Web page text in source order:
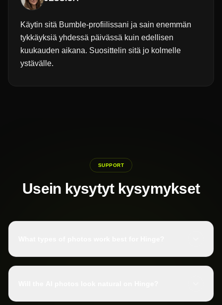
Käytin sitä Bumble-profiilissani ja sain enemmän
tykkäyksiä yhdessä päivässä kuin edellisen
kuukauden aikana. Suosittelin sitä jo kolmelle
ystävälle.
SUPPORT
Usein kysytyt kysymykset